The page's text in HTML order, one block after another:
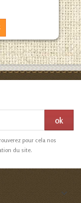
pour cela nos
du site.
